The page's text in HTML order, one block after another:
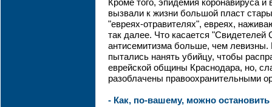
Кроме того, эпидемия коронавируса
вызвали к жизни большой пласт
"евреях-отравителях", евреях,
так далее. Что касается
антисемитизма больше, чем левизны.
пытались нанять убийцу, чтобы
еврейской общины Краснодара, но,
разоблачены правоохранительными
- Как, по-вашему, можно остановить